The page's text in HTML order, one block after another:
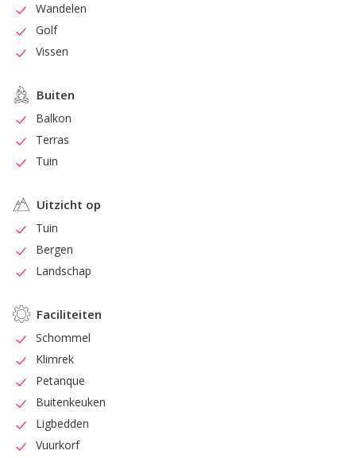
Wandelen
Golf
Vissen
Buiten
Balkon
Terras
Tuin
Uitzicht op
Tuin
Bergen
Landschap
Faciliteiten
Schommel
Klimrek
Petanque
Buitenkeuken
Ligbedden
Vuurkorf